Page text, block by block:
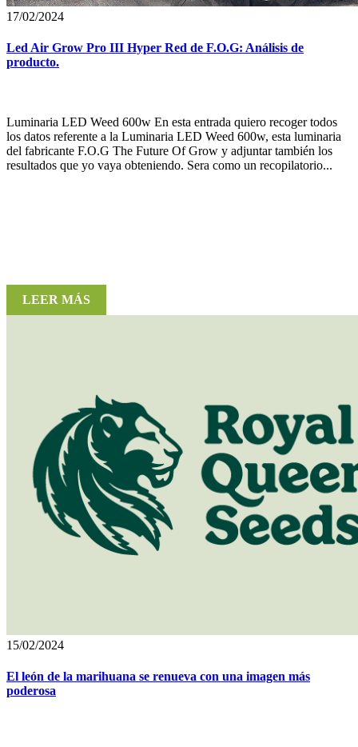
17/02/2024
Led Air Grow Pro III Hyper Red de F.O.G: Análisis de
producto.
Luminaria LED Weed 600w En esta entrada quiero recoger todos
los datos referente a la Luminaria LED Weed 600w, esta luminaria
del fabricante F.O.G The Future Of Grow y adjuntar también los
resultados que yo vaya obteniendo. Sera como un recopilatorio...
LEER MÁS
15/02/2024
El león de la marihuana se renueva con una imagen más
poderosa